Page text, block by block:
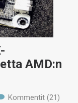
AMD:n
Kommentit (21)